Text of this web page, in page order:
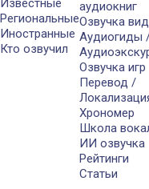
Известные
Региональные
Иностранные
Кто озвучил
аудиокниг
Озвучка
Аудиогиды
Озвучка игр
Перевод /
Хрономер
Школа
ИИ озвучка
Рейтинги
Статьи